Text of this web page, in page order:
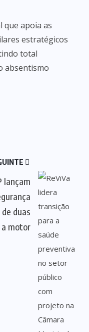
que apoia as
estratégicos
total
absentismo
lançam
duas
a motor